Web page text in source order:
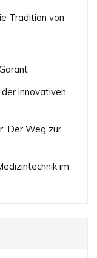
Tradition von
innovativen
Der Weg zur
im